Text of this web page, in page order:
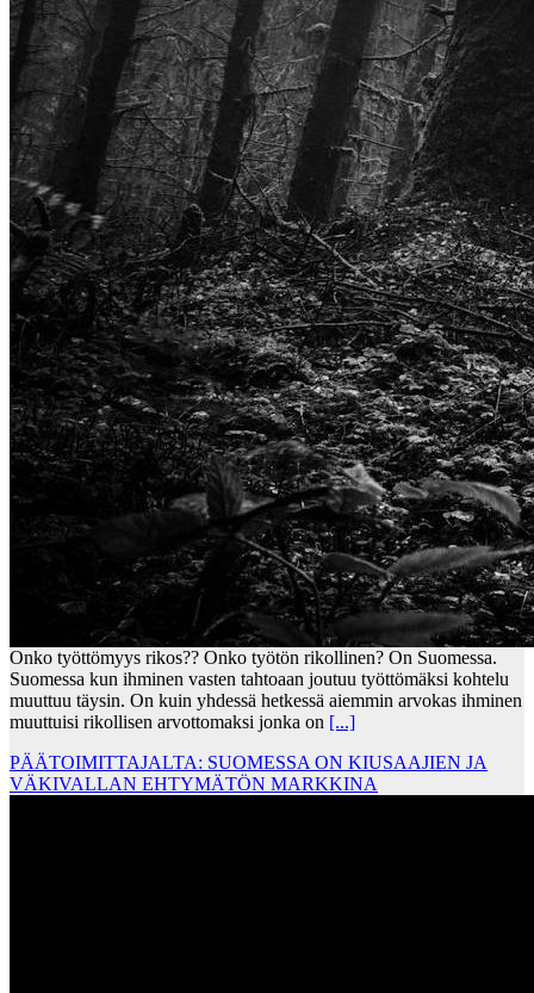
Onko työttömyys rikos?? Onko työtön rikollinen? On Suomessa.
Suomessa kun ihminen vasten tahtoaan joutuu työttömäksi kohtelu
muuttuu täysin. On kuin yhdessä hetkessä aiemmin arvokas ihminen
muuttuisi rikollisen arvottomaksi jonka on [...]
PÄÄTOIMITTAJALTA: SUOMESSA ON KIUSAAJIEN JA
VÄKIVALLAN EHTYMÄTÖN MARKKINA